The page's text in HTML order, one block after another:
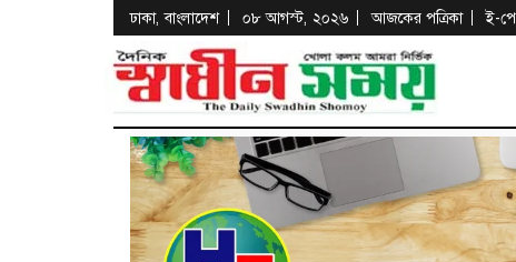
ঢাকা, বাংলাদেশ ০৮ আগস্ট, ২০২৬ আজকের পত্রিকা ই-